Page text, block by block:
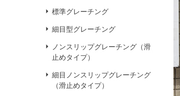
標準グレーチング
細目型グレーチング
ノンスリップグレーチング（滑
止めタイプ）
細目ノンスリップグレーチング
（滑止めタイプ）